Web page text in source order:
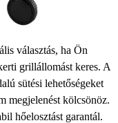
választás, ha Ön
grillállomást keres. A
sütési lehetőségeket
megjelenést kölcsönöz.
hőelosztást garantál.